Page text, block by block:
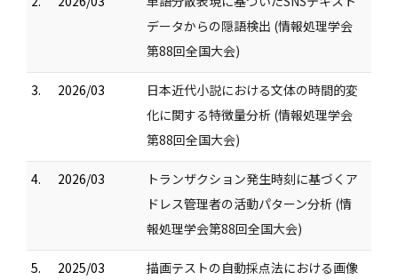
データからの隠語検出 (情報処理学会
第88回全国大会)
3. 2026/03
日本近代小説における文体の時間的変
化に関する特徴量分析 (情報処理学会
第88回全国大会)
4. 2026/03
トランザクション発生時刻に基づくア
ドレス管理者の活動パターン分析 (情
報処理学会第88回全国大会)
5. 2025/03
描画テストの自動採点法における画像